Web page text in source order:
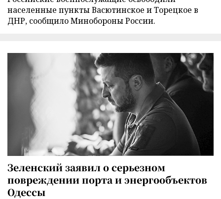
населенные пункты Васютинское и Торецкое в
ДНР, сообщило Минобороны России.
Зеленский заявил о серьезном
повреждении порта и энергообъектов
Одессы